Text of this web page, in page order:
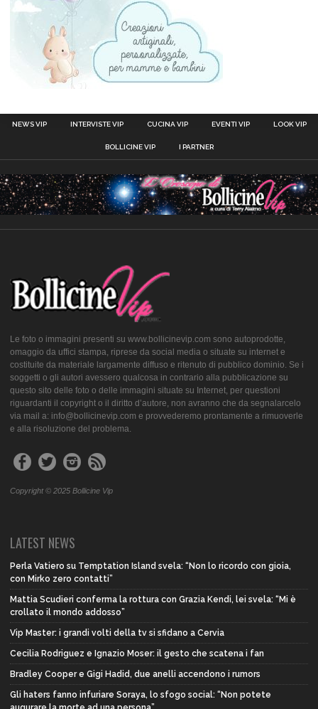
NEWS VIP INTERVISTE VIP CUCINA VIP EVENTI VIP LOOK VIP
BOLLICINE VIP I PARTNER
Le foto o immagini presenti su www.bollicinevip.com sono autoprodotte,
omaggio da uffici stampa, riprese da social media o situate su internet e
costituite da materiale largamente diffuso e ritenuto di pubblico dominio. Se i
soggetti o gli autori avessero qualcosa in contrario alla pubblicazione su
questo sito delle foto o delle immagini situate su Internet, per questioni
riguardanti il copyright o il diritto d’autore, non avranno che da segnalarcelo
via mail a: info@bollicinevip.com e provvederemo prontamente a rimuoverle
e alla risoluzione del problema.
Copyright © 2025 Bollicine Vip
LATEST NEWS
Perla Vatiero su Temptation Island svela: “Non lo ricordo con gioia,
con Mirko zero contatti”
Mattia Scudieri conferma la rottura con Grazia Kendi, lei svela: “Mi è
crollato il mondo addosso”
Vip Master: i grandi volti della tv si sfidano a Cervia
Cecilia Rodriguez e Ignazio Moser: il gesto che scatena i fan
Bradley Cooper e Gigi Hadid, due anelli accendono i rumors
Gli haters fanno infuriare Soraya, lo sfogo social: “Non potete